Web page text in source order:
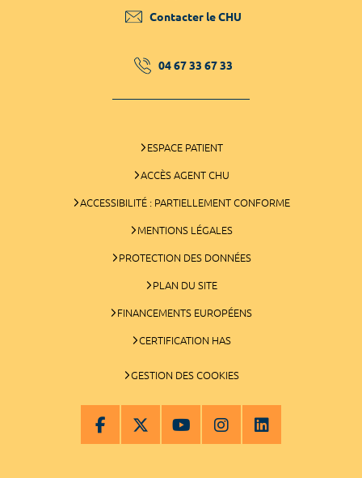
Contacter le CHU
04 67 33 67 33
ESPACE PATIENT
ACCÈS AGENT CHU
ACCESSIBILITÉ : PARTIELLEMENT CONFORME
MENTIONS LÉGALES
PROTECTION DES DONNÉES
PLAN DU SITE
FINANCEMENTS EUROPÉENS
CERTIFICATION HAS
GESTION DES COOKIES